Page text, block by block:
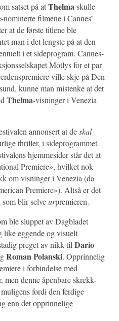
satset på atThelmaskulle
filmene i Cannes’
at de første titlene ble
man i det lengste på at den
i et sideprogram. Cannes-
Motlys for et par
ville skje på Den
kunne man mistenke at det
Thelma-visninger i Venezia
annonsert at deskal
thriller, i sideprogrammet
hjemmesider står det at
Premiere», hvilket nok
om visninger i Venezia (da
Premiere»). Altså er det
blir selveurpremieren.
ble sluppet av Dagbladet
like eggende og visuelt
preget av nikk tilDario
Roman Polanski. Opprinnelig
i forbindelse med
denne åpenbare skrekk-
fordi den ferdige
enn det opprinnelige